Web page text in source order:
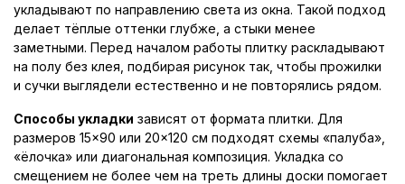
укладывают по направлению света из окна. Такой подход
делает тёплые оттенки глубже, а стыки менее
заметными. Перед началом работы плитку раскладывают
на полу без клея, подбирая рисунок так, чтобы прожилки
и сучки выглядели естественно и не повторялись рядом.
Способы укладки зависят от формата плитки. Для
размеров 15×90 или 20×120 см подходят схемы «палуба»,
«ёлочка» или диагональная композиция. Укладка со
смещением не более чем на треть длины доски помогает